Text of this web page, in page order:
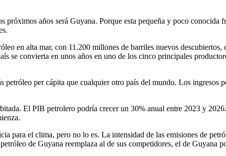
años será Guyana. Porque esta pequeña y poco conocida
en alta mar, con 11.200 millones de barriles nuevos
se convierta en unos años en uno de los cinco principales
petróleo per cápita que cualquier otro país del mundo. Los ingresos
El PIB petrolero podría crecer un 30% anual entre 2023 y
para el clima, pero no lo es. La intensidad de las emisiones de
de Guyana reemplaza al de sus competidores, el de Guyana